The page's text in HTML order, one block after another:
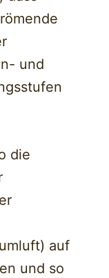
und
die
auf
und so